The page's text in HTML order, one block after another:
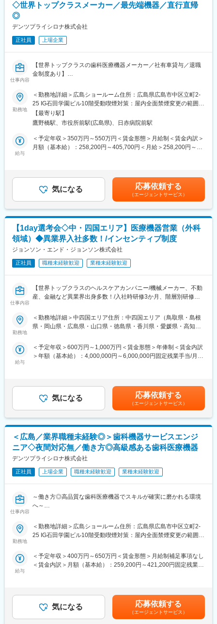
です。
・人工関節（ヒップ・ニー領域）
台湾で製造される精密な人工関節は、アジア人の骨格にフィット
する設計で高い評価を得ています。欧米人向けの製品が多い中、
アジア人に特化した製品として医師や患者から喜ばれています。
■組織構成
■働き方
・残業の有無を含めて、全てご自身の裁量で調整いただけます。
残業実態は平均1日1Hほどです。
は基本ございません。
いたします。
■会社情報
当社は2019年6月12日にカリフォルニアで開催された第21回
AnnualMedicalDesignExcellenceAward(MDEA)でブロンズ賞を受
賞しました。また、「ImplantandTissue-ReplacementProduct」
部門でも優れた評価を得ています。2004年には台湾証券取引所に
上場し、成長を続けています。
変更の範囲：会社の定める業務
◇世界トップクラスメーカー／最先端機器／直行直帰
◎
デンツプライシロナ株式会社
正社員 上場企業
仕事内容
【世界トップクラスの歯科医療機器メーカー／社有車貸与／退職
金制度あり】
■業務内容
主に中国・四国エリアのお客様に対し、当社で展開しているセレ
ック製品の活用方法に関するアドバイスや使用方法のトレーニン
グなどを通して、お客様をサポートするポジションとなります。
※広島営業所を拠点として中国・四国エリアのお客様を担当いただ
きます。
・セレックの設置についてサポート
・展示会/セミナーの実施
・導入顧客へセレック以外の製品についての案内促進
◇弊社取扱製品：セレック（歯科用CAD/CAMシステム）
今最も歯科業界で注目を集めるデジタル機器となり、セラミック
治療を即日で提供できる機器です。
（口腔内の様子を３D画像化できます）
３D画像化したものから、歯と同じ色をしたセラミックブロック
を削り出し、歯を形成することができます。
※商品URL
https://www.dentsplysirona.com/ja-jp/discover/discover-by-
category/cad-cam/cerec.html
■当社の特徴
デンツプライシロナは消耗品から装置、テクノロジー、専門製品
歯科クリニック等で利用される製品ラインナップが豊富で、顧客
の様々な課題に対するソリューションや提案が可能です。
勤務地
＜勤務地詳細＞広島ショールーム住所：広島県広島市中区立町2-
25 IG石田学園ビル10階受動喫煙対策：屋内全面禁煙変更の範囲：
会社の定める事業所（リモートワーク含む）
【最寄り駅】
鷹野橋駅、市役所前駅(広島県)、日赤病院前駅
給与
＜予定年収＞350万円～550万円＜賃金形態＞月給制＜賃金内訳＞
月額（基本給）：258,200円～405,700円＜月給＞258,200円～
性があります。賃金はあくまでも目安の金額であり、選考を通じ
て上下する可能性があります。月給(月額)は固定手当を含めた表記
です。
気になる 応募依頼する
（エージェントサービス）
【1day選考会◇中・四国エリア】医療機器営業（外科
領域）◆異業界入社多数！/インセンティブ制度
ジョンソン・エンド・ジョンソン株式会社
正社員 職種未経験歓迎 業種未経験歓迎
仕事内容
【世界トップクラスのヘルスケアカンパニー/機械メーカー、不動
産、金融など異業界出身多数！/入社時研修3か月、階層別研修な
シェアの製品多数/インセンティブ制度/入社想定日：2026年10月1
日】
★個人の裁量が大きく、年齢・性別関係・社歴関係なく活躍でき
る環境です！
■業務詳細
担当エリアの病院（主に医師）に対し、当社にて扱っている製品
を提案していただきます。医師のニーズを掘り下げた上で解決に
最適なソリューションを提案する、コンサルティングのような営
業スタイルになります。
＜具体的な業務内容＞
・担当する製品の提案、技術サポート（手術の立会いあり）
・最新の医療関連情報の提供、医療機関へのサポート（勉強・セ
ミナーの主催など）
・販売代理店へのサポート
※担当病院数は10～15施設ほどです。
※緊急の呼び出し等は発生いたしません。
■担当製品
サージェリー事業本部で展開している外科の製品群で「手術用縫
ップを揃えており、顧客のニーズに合わせた最適なソリューショ
ン提案が可能です。
入社後は会社、製品に関して知識を深めていただくため3か月の研
修を行っています。座学だけでなく、実際に担当する製品の操作
を頂くなど基礎的な知識を身につけてからの現場配属になりま
す。現場配属後も上長や先輩社員との営業動向や勉強会、年次や
勤務地
＜勤務地詳細＞中四国エリア住所：中四国エリア（鳥取県・島根
県・岡山県・広島県・山口県・徳島県・香川県・愛媛県・高知
更の範囲：会社の定める事業所
給与
＜予定年収＞600万円～1,000万円＜賃金形態＞年俸制＜賃金内訳
＞年額（基本給）：4,000,000円～6,000,000円固定残業手当/月：
補足＞※ご経験やスキルを考慮し決定いたします。※上記はインセ
ンティブを含む金額です。賃金はあくまでも目安の金額であり、
選考を通じて上下する可能性があります。月給(月額)は固定手当を
含めた表記です。
気になる 応募依頼する
（エージェントサービス）
＜広島／業界職種未経験◎＞歯科機器サービスエンジ
ニア◇夜間対応無／働き方◎高級感ある歯科医療機器
デンツプライシロナ株式会社
正社員 上場企業 職種未経験歓迎 業種未経験歓迎
仕事内容
～働き方◎高品質な歯科医療機器でスキルが確実に磨かれる環境
へ～
中四国エリアの歯科院内での歯科治療機械の保守・点検・修理業
務担当の募集です。
・お客様への説明、見積提示、価格交渉
※社用車を1台貸与しますので、ご自身で運転をして歯科クリニッ
＜取扱製品＞
高い精度とデザイン性を兼ね備えた歯科用機器を取り扱います。
医療従事者から高く評価されている製品群です。
勤務地
＜勤務地詳細＞広島ショールーム住所：広島県広島市中区立町2-
25 IG石田学園ビル10階受動喫煙対策：屋内全面禁煙変更の範囲：
給与
＜予定年収＞400万円～650万円＜賃金形態＞月給制補足事項なし
＜賃金内訳＞月額（基本給）：259,200円～421,200円固定残業手
＞※給与詳細は経験・能力・スキルに応じ、選考の過程を通じて決
定します。※上記年収は、インセンティブ賞与を含んだ想定金額で
す。※上記年収は、40,500円～（月20時間残業相当）を含みま
気になる 応募依頼する
（エージェントサービス）